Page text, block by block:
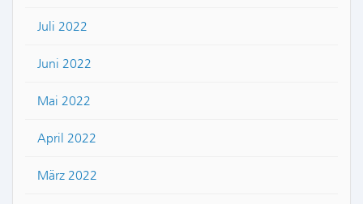
Juli 2022
Juni 2022
Mai 2022
April 2022
März 2022